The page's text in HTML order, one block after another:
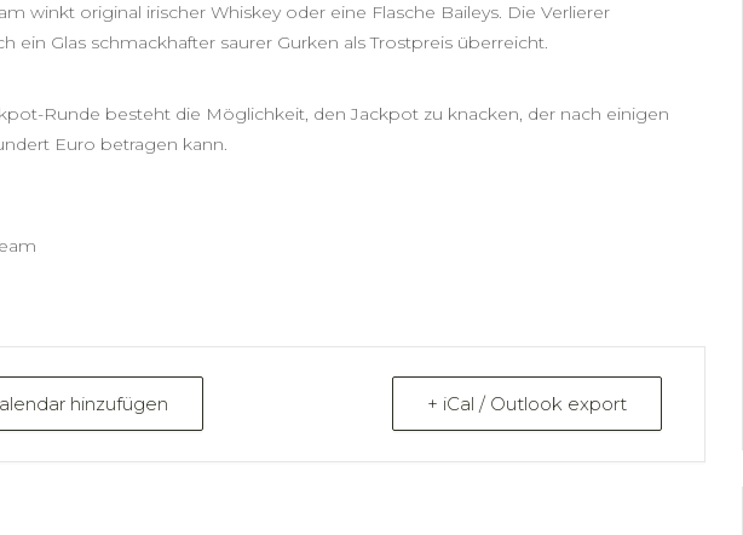
winkt original irischer Whiskey oder eine Flasche Baileys. Die Verlierer
Glas schmackhafter saurer Gurken als Trostpreis überreicht.
Runde besteht die Möglichkeit, den Jackpot zu knacken, der nach einigen
Euro betragen kann.
hinzufügen + iCal / Outlook export